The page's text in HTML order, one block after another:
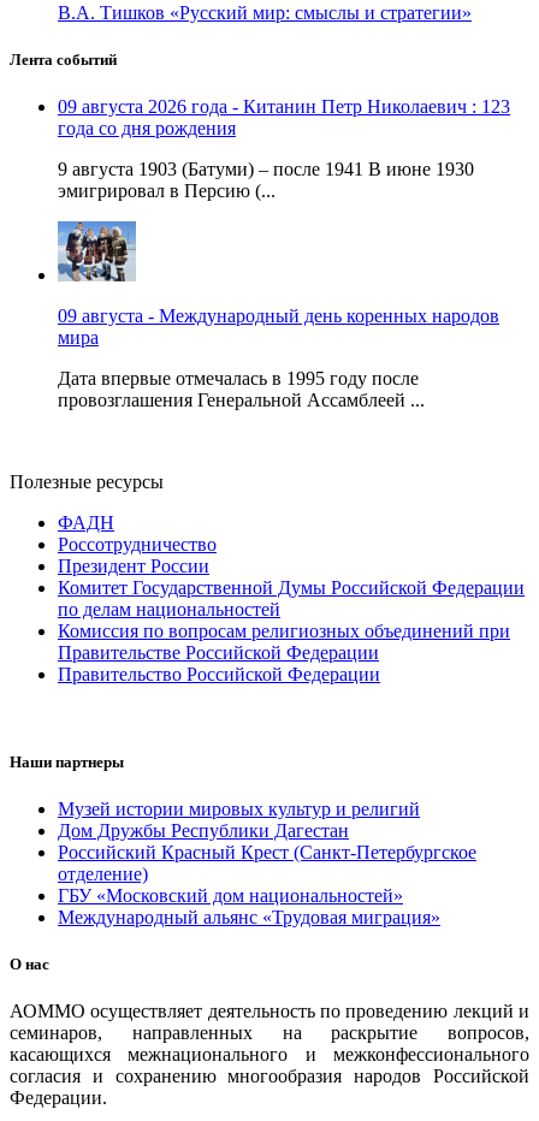
В.А. Тишков «Русский мир: смыслы и стратегии»
Лента событий
09 августа 2026 года - Китанин Петр Николаевич : 123
года со дня рождения
9 августа 1903 (Батуми) – после 1941 В июне 1930
эмигрировал в Персию (...
09 августа - Международный день коренных народов
мира
Дата впервые отмечалась в 1995 году после
провозглашения Генеральной Ассамблеей ...
Полезные ресурсы
ФАДН
Россотрудничество
Президент России
Комитет Государственной Думы Российской Федерации
по делам национальностей
Комиссия по вопросам религиозных объединений при
Правительстве Российской Федерации
Правительство Российской Федерации
Наши партнеры
Музей истории мировых культур и религий
Дом Дружбы Республики Дагестан
Российский Красный Крест (Санкт-Петербургское
отделение)
ГБУ «Московский дом национальностей»
Международный альянс «Трудовая миграция»
О нас
АОММО осуществляет деятельность по проведению лекций и
семинаров, направленных на раскрытие вопросов,
касающихся межнационального и межконфессионального
согласия и сохранению многообразия народов Российской
Федерации.